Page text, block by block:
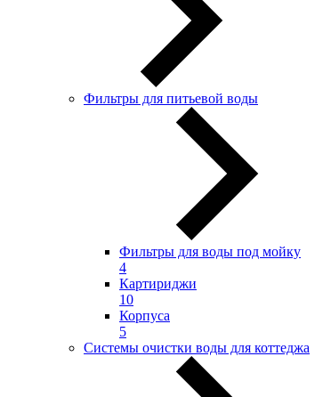
Фильтры для питьевой воды
Фильтры для воды под мойку
4
Картириджи
10
Корпуса
5
Системы очистки воды для коттеджа